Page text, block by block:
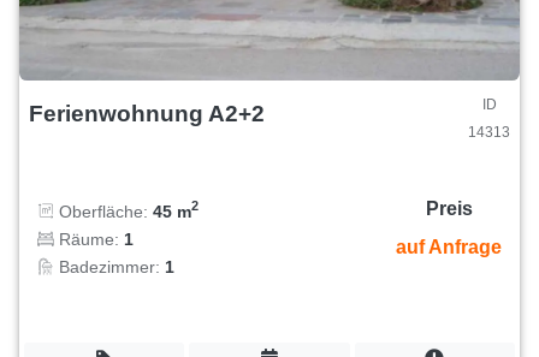
Ferienwohnung A2+2
ID
14313
Oberfläche: 45 m2
Räume: 1
Badezimmer: 1
Preis
auf Anfrage